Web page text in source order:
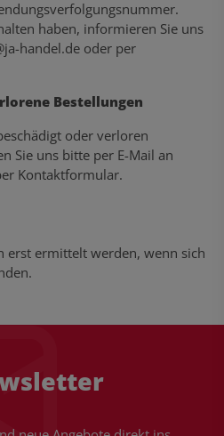
haben, informieren Sie uns
handel.de oder per
Bestellungen
oder verloren
Sie uns bitte per E-Mail an
Kontaktformular.
erst ermittelt werden, wenn sich